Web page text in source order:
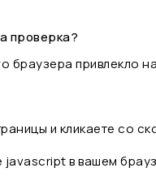
проверка?
браузера привлекло
и кликаете со
в вашем